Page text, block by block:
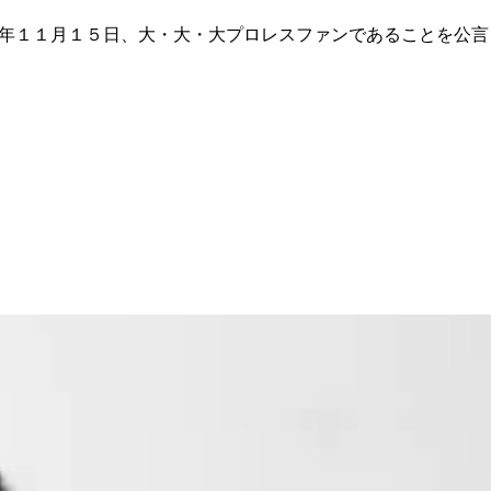
１１月１５日、大・大・大プロレスファンであることを公言